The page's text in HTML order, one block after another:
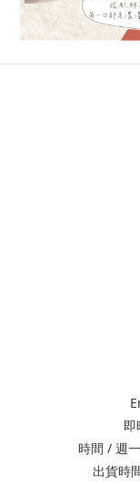
時間 / 週
出貨時